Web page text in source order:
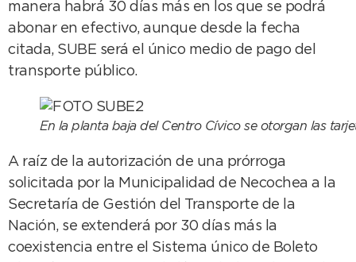
manera habrá 30 días más en los que se podrá
abonar en efectivo, aunque desde la fecha
citada, SUBE será el único medio de pago del
transporte público.
En la planta baja del Centro Cívico se otorgan las
A raíz de la autorización de una prórroga
solicitada por la Municipalidad de Necochea a la
Secretaría de Gestión del Transporte de la
Nación, se extenderá por 30 días más la
coexistencia entre el Sistema único de Boleto